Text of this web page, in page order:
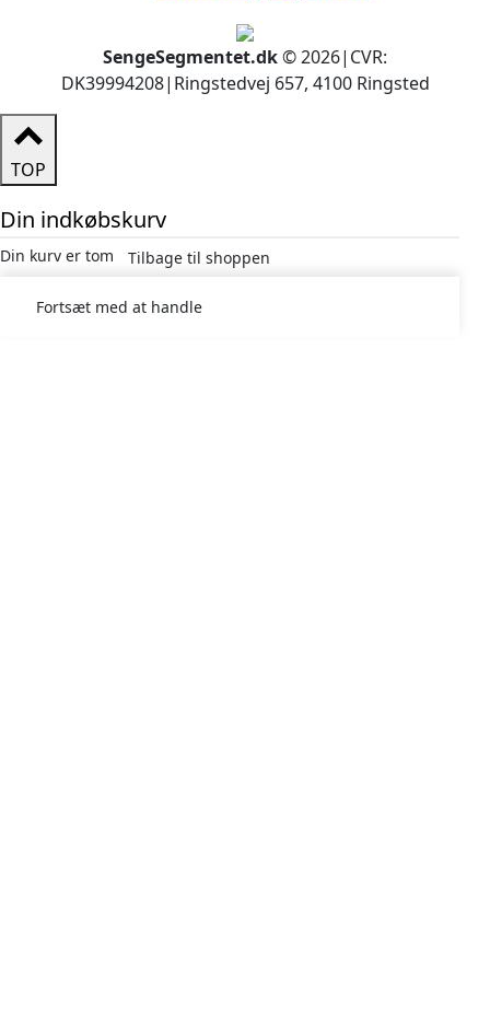
SengeSegmentet.dk© 2026| CVR:
DK39994208| Ringstedvej 657, 4100 Ringsted
TOP
Din indkøbskurv
Din kurv er tom Tilbage til shoppen
Fortsæt med at handle